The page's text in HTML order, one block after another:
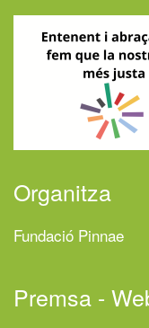
Organitza
Fundació Pinnae
Premsa -